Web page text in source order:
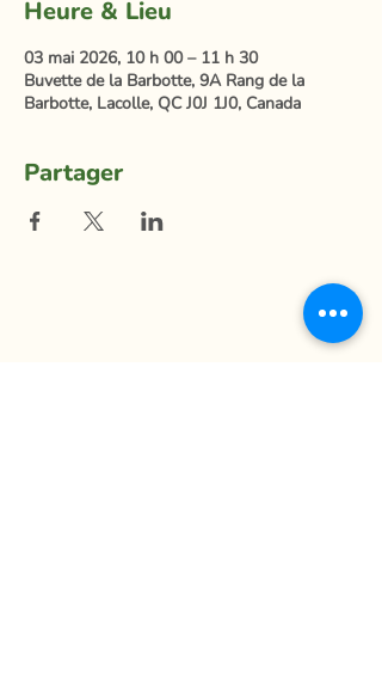
Heure & Lieu
03 mai 2026, 10 h 00 – 11 h 30
Buvette de la Barbotte, 9A Rang de la
Barbotte, Lacolle, QC J0J 1J0, Canada
Partager